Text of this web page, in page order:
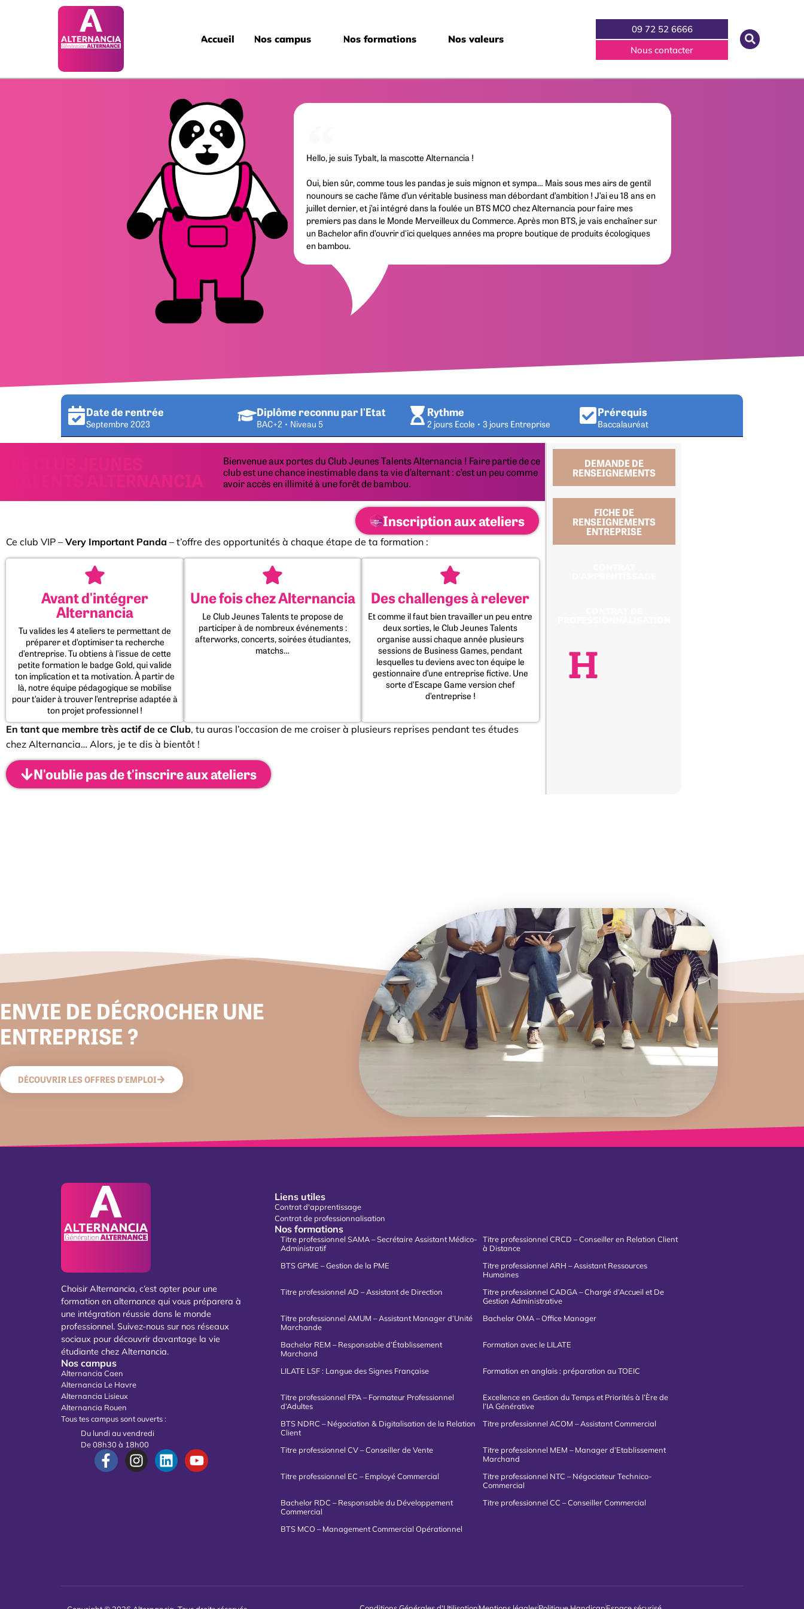
Accueil Nos campus Nos formations Nos valeurs
09 72 52 6666
Nous contacter
Hello, je suis Tybalt, la mascotte Alternancia !
Oui, bien sûr, comme tous les pandas je suis mignon et sympa… Mais sous mes airs de gentil
nounours se cache l’âme d’un véritable business man débordant d’ambition ! J’ai eu 18 ans en
juillet dernier, et j’ai intégré dans la foulée un BTS MCO chez Alternancia pour faire mes
premiers pas dans le Monde Merveilleux du Commerce. Après mon BTS, je vais enchaîner sur
un Bachelor afin d’ouvrir d'ici quelques années ma propre boutique de produits écologiques
en bambou.
Date de rentrée
Septembre 2023
Diplôme reconnu par l'Etat
BAC+2 • Niveau 5
Rythme
2 jours Ecole • 3 jours Entreprise
Prérequis
Baccalauréat
TALENTS ALTERNANCIA
Bienvenue aux portes du Club Jeunes Talents Alternancia ! Faire partie de ce
club est une chance inestimable dans ta vie d’alternant : c’est un peu comme
avoir accès en illimité à une forêt de bambou.
Inscription aux ateliers
Ce club VIP – Very Important Panda – t’offre des opportunités à chaque étape de ta formation :
Avant d'intégrer
Alternancia
Tu valides les 4 ateliers te permettant de
préparer et d’optimiser ta recherche
d’entreprise. Tu obtiens à l’issue de cette
petite formation le badge Gold, qui valide
ton implication et ta motivation. À partir de
là, notre équipe pédagogique se mobilise
pour t’aider à trouver l’entreprise adaptée à
ton projet professionnel !
Une fois chez Alternancia
Le Club Jeunes Talents te propose de
participer à de nombreux événements :
afterworks, concerts, soirées étudiantes,
matchs…
Des challenges à relever
Et comme il faut bien travailler un peu entre
deux sorties, le Club Jeunes Talents
organise aussi chaque année plusieurs
sessions de Business Games, pendant
lesquelles tu deviens avec ton équipe le
gestionnaire d’une entreprise fictive. Une
sorte d’Escape Game version chef
d’entreprise !
En tant que membre très actif de ce Club, tu auras l’occasion de me croiser à plusieurs reprises pendant tes études
chez Alternancia… Alors, je te dis à bientôt !
N'oublie pas de t'inscrire aux ateliers
DEMANDE DE
RENSEIGNEMENTS
FICHE DE
RENSEIGNEMENTS
ENTREPRISE
ENVIE DE DÉCROCHER UNE
ENTREPRISE ?
DÉCOUVRIR LES OFFRES D'EMPLOI
Choisir Alternancia, c’est opter pour une
formation en alternance qui vous préparera à
une intégration réussie dans le monde
professionnel. Suivez-nous sur nos réseaux
sociaux pour découvrir davantage la vie
étudiante chez Alternancia.
Nos campus
Alternancia Caen
Alternancia Le Havre
Alternancia Lisieux
Alternancia Rouen
Tous tes campus sont ouverts :
Du lundi au vendredi
De 08h30 à 18h00
Liens utiles
Contrat d'apprentissage
Contrat de professionnalisation
Nos formations
Titre professionnel SAMA – Secrétaire Assistant Médico-
Administratif
Titre professionnel CRCD – Conseiller en Relation Client
à Distance
BTS GPME – Gestion de la PME
Titre professionnel ARH – Assistant Ressources
Humaines
Titre professionnel AD – Assistant de Direction
Titre professionnel CADGA – Chargé d’Accueil et De
Gestion Administrative
Titre professionnel AMUM – Assistant Manager d’Unité
Marchande
Bachelor OMA – Office Manager
Bachelor REM – Responsable d’Établissement
Marchand
Formation avec le LILATE
LILATE LSF : Langue des Signes Française Formation en anglais : préparation au TOEIC
Titre professionnel FPA – Formateur Professionnel
d’Adultes
Excellence en Gestion du Temps et Priorités à l’Ère de
l’IA Générative
BTS NDRC – Négociation & Digitalisation de la Relation
Client
Titre professionnel ACOM – Assistant Commercial
Titre professionnel CV – Conseiller de Vente
Titre professionnel MEM – Manager d’Etablissement
Marchand
Titre professionnel EC – Employé Commercial
Titre professionnel NTC – Négociateur Technico-
Commercial
Bachelor RDC – Responsable du Développement
Commercial
Titre professionnel CC – Conseiller Commercial
BTS MCO – Management Commercial Opérationnel